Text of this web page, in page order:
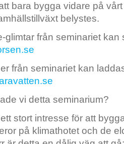
bara bygga vidare på
belystes.
glimtar från seminariet kan
från seminariet kan
vi detta seminarium?
stort intresse för att
på klimathotet och de